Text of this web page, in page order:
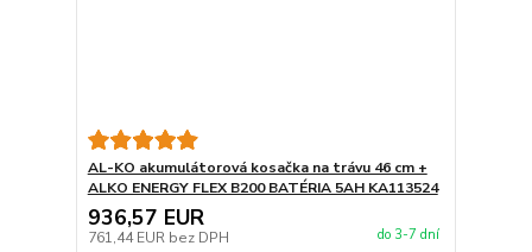
AL-KO akumulátorová kosačka na trávu 46 cm +
ALKO ENERGY FLEX B200 BATÉRIA 5AH KA113524
936,57 EUR
761,44 EUR bez DPH do 3-7 dní